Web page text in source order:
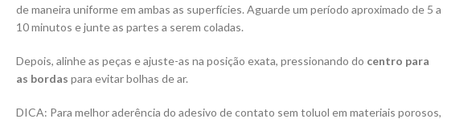
de maneira uniforme em ambas as superfícies. Aguarde um período aproximado de 5 a
10 minutos e junte as partes a serem coladas.
Depois, alinhe as peças e ajuste-as na posição exata, pressionando do centro para
as bordas para evitar bolhas de ar.
DICA: Para melhor aderência do adesivo de contato sem toluol em materiais porosos,